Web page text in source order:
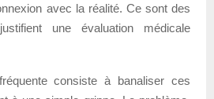
avec la réalité. Ce sont des
une évaluation médicale
consiste à banaliser ces